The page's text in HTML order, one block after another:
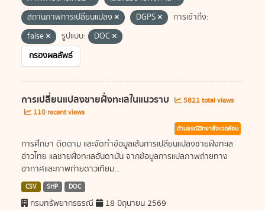
สถานภาพการเปลี่ยนแปลง
DGPS
การเข้าถึง:
false
รูปแบบ:
DOC
กรองผลลัพธ์
การเปลี่ยนแปลงชายฝั่งทะเลในแนวราบ
5821 total views
110 recent views
ด้านธรณีวิทยาสิ่งแวดล้อม
การศึกษา ติดตาม และจัดทำข้อมูลเส้นการเปลี่ยนแปลงชายฝั่งทะเล
อ่าวไทย แลชายฝั่งทะเลอันดามัน จากข้อมูลการแปลภาพถ่ายทาง
อากาศและภาพถ่ายดาวเทียม...
CSV SHP DOC
กรมทรัพยากรธรณี 18 มิถุนายน 2569